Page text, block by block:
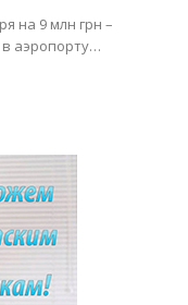
на 9 млн грн –
аэропорту…